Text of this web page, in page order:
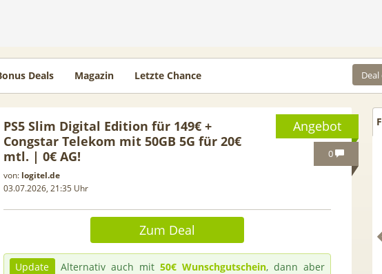
Deals Magazin Letzte Chance
Angebot
0
PS5 Slim Digital Edition für 149€ +
Congstar Telekom mit 50GB 5G für 20€
mtl. | 0€ AG!
von: logitel.de
03.07.2026, 21:35 Uhr
Zum Deal
Update Alternativ auch mit 50€ Wunschgutschein, dann aber